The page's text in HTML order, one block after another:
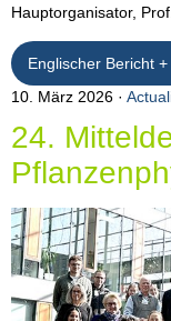
Hauptorganisator,
Englischer Bericht
10. März 2026
24.